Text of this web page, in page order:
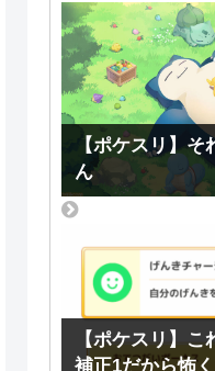
【ポケスリ】
ん
【ポケスリ】
補正1だから怖